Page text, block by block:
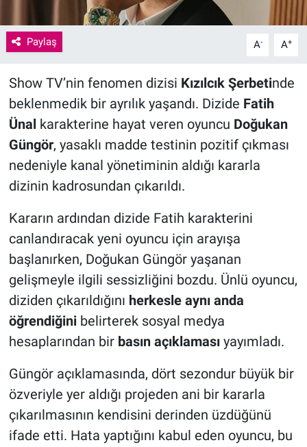
Paylaş A- A+
Show TV’nin fenomen dizisi Kızılcık Şerbetinde
beklenmedik bir ayrılık yaşandı. Dizide Fatih
Ünal karakterine hayat veren oyuncu Doğukan
Güngör, yasaklı madde testinin pozitif çıkması
nedeniyle kanal yönetiminin aldığı kararla
dizinin kadrosundan çıkarıldı.
Kararın ardından dizide Fatih karakterini
canlandıracak yeni oyuncu için arayışa
başlanırken, Doğukan Güngör yaşanan
gelişmeyle ilgili sessizliğini bozdu. Ünlü oyuncu,
diziden çıkarıldığını herkesle aynı anda
öğrendiğinibelirterek sosyal medya
hesaplarından bir basın açıklamasıyayımladı.
Güngör açıklamasında, dört sezondur büyük bir
özveriyle yer aldığı projeden ani bir kararla
çıkarılmasının kendisini derinden üzdüğünü
ifade etti. Hata yaptığını kabul eden oyuncu, bu